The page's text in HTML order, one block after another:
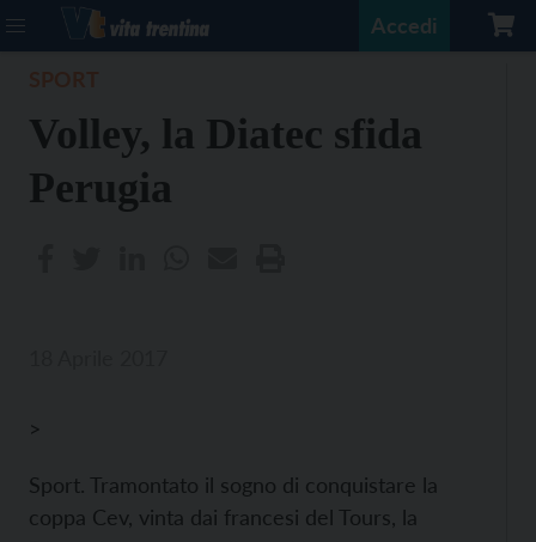
Accedi
Volley, la Diatec sfida
Perugia
>
Sport. Tramontato il sogno di conquistare la
coppa Cev, vinta dai francesi del Tours, la